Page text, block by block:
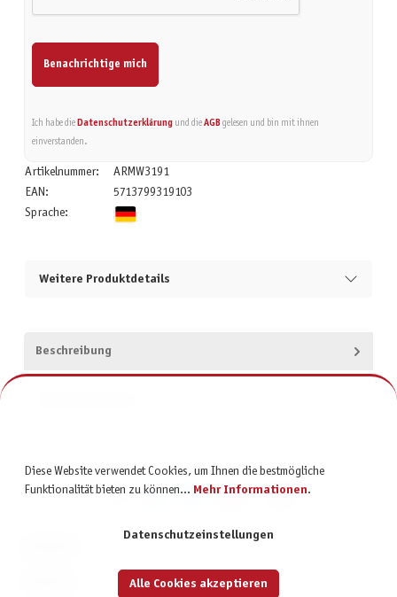
Benachrichtige mich
Ich habe die Datenschutzerklärungund die AGBgelesen und bin mit ihnen
einverstanden.
Artikelnummer:
ARMW3191
EAN:
5713799319103
Sprache:
Weitere Produktdetails
Beschreibung
Diese Website verwendet Cookies, um Ihnen die bestmögliche
Funktionalität bieten zu können... Mehr Informationen.
Datenschutzeinstellungen
Alle Cookies akzeptieren